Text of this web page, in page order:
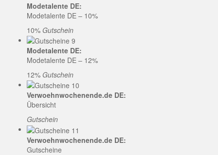
Modetalente DE:
Modetalente DE – 10%
10% Gutschein
Modetalente DE:
Modetalente DE – 12%
12% Gutschein
Verwoehnwochenende.de DE:
Übersicht
Gutschein
Verwoehnwochenende.de DE:
Gutscheine